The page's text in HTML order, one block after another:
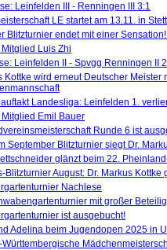
Leinfelden III - Renningen III 3:1
LE startet am 13.11. in
Blitzturnier endet mit einer
Mitglied Luis Zhi
Leinfelden II - Spvgg Renningen II
Kottke wird erneut Deutscher Meister
Landesliga: Leinfelden 1.
Mitglied Emil Bauer
Runde 6 ist
September Blitzturnier siegt Dr.
glänzt beim 22.
Blitzturnier August: Dr. Markus Kottke
Nachlese
mit großer
ist ausgebucht!
Adelina beim Jugendopen 2025 in
Württembergische